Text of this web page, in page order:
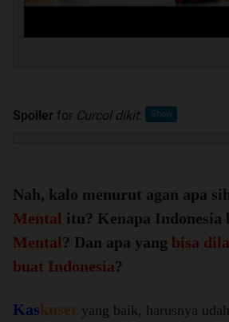
Spoiler for Curcol dikit:
Nah, kalo menurut agan apa
Mental itu? Kenapa Indonesia
Mental? Dan apa yang bisa
buat Indonesia?
Kaskuser yang baik, harusnya